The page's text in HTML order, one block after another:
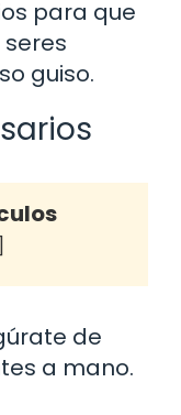
para que
guiso.
de
a mano.